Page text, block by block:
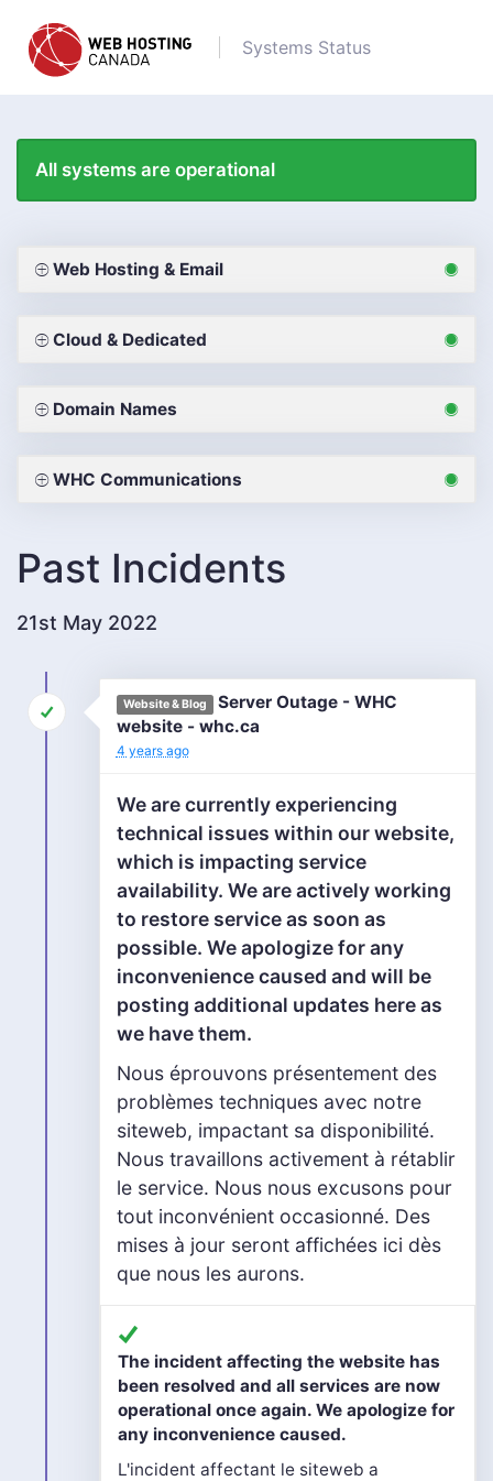
Systems Status
All systems are operational
Web Hosting & Email
Cloud & Dedicated
Domain Names
WHC Communications
Past Incidents
21st May 2022
Website & Blog
Server Outage - WHC
website - whc.ca
4 years ago
We are currently experiencing
technical issues within our website,
which is impacting service
availability. We are actively working
to restore service as soon as
possible. We apologize for any
inconvenience caused and will be
posting additional updates here as
we have them.
Nous éprouvons présentement des
problèmes techniques avec notre
siteweb, impactant sa disponibilité.
Nous travaillons activement à rétablir
le service. Nous nous excusons pour
tout inconvénient occasionné. Des
mises à jour seront affichées ici dès
que nous les aurons.
The incident affecting the website has
been resolved and all services are now
operational once again. We apologize for
any inconvenience caused.
L'incident affectant le siteweb a